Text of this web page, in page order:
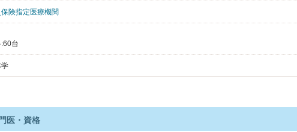
険指定医療機関
台
医・資格